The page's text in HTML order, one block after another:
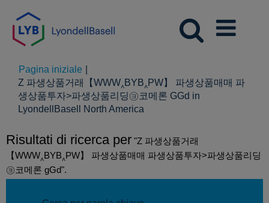
Pagina iniziale
Z 파생상품거래【WWW‸BYB‸PW】 파생상품매매 파
생상품투자>파생상품리딩㋵코메론 GGd in
LyondellBasell North America
Risultati di ricerca per "Z 파생상품거래
【WWW‸BYB‸PW】 파생상품매매 파생상품투자>파생상품리딩
㋵코메론 gGd".